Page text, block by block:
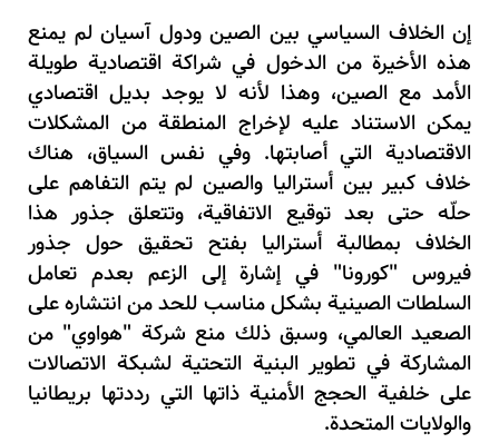
إن الخلاف السياسي بين الصين ودول آسيان لم يمنع
هذه الأخيرة من الدخول في شراكة اقتصادية طويلة
الأمد مع الصين، وهذا لأنه لا يوجد بديل اقتصادي
يمكن الاستناد عليه لإخراج المنطقة من المشكلات
الاقتصادية التي أصابتها. وفي نفس السياق، هناك
خلاف كبير بين أستراليا والصين لم يتم التفاهم على
حلّه حتى بعد توقيع الاتفاقية، وتتعلق جذور هذا
الخلاف بمطالبة أستراليا بفتح تحقيق حول جذور
فيروس "كورونا" في إشارة إلى الزعم بعدم تعامل
السلطات الصينية بشكل مناسب للحد من انتشاره على
الصعيد العالمي، وسبق ذلك منع شركة "هواوي" من
المشاركة في تطوير البنية التحتية لشبكة الاتصالات
على خلفية الحجج الأمنية ذاتها التي رددتها بريطانيا
والولايات المتحدة.